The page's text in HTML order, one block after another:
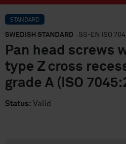
STANDARD
SWEDISH STANDARD · SS-EN ISO
Pan head screws
type Z cross
grade A (ISO
Status: Valid